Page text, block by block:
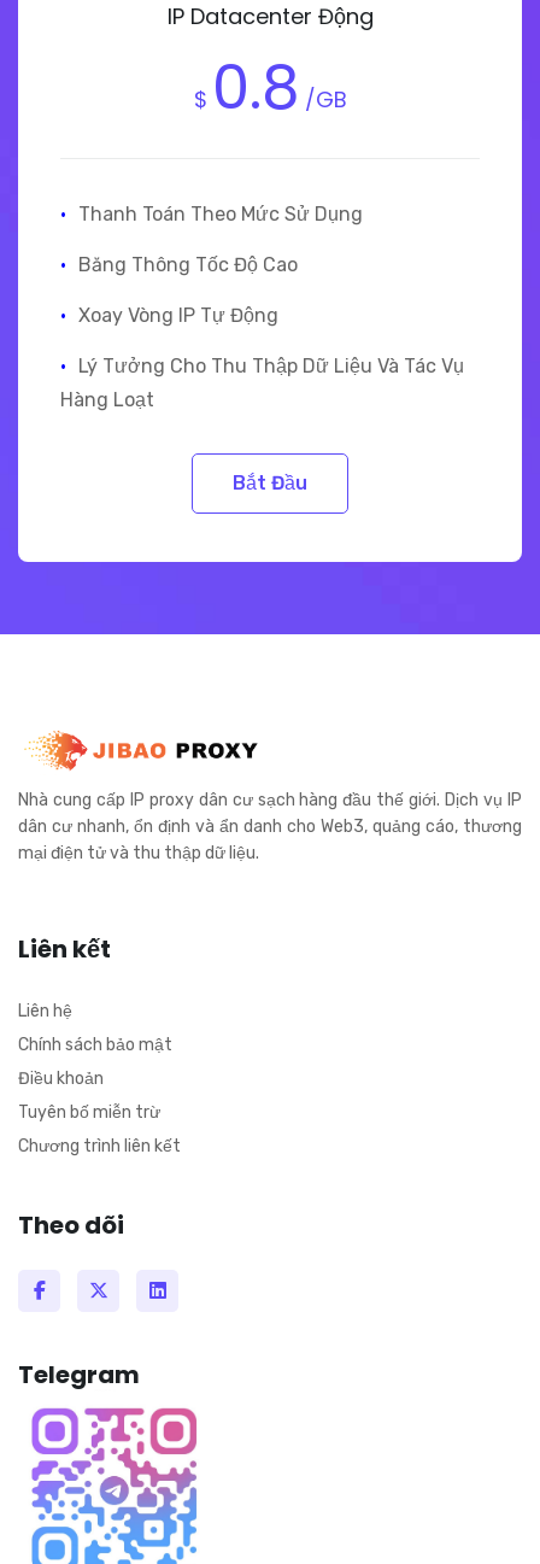
IP Datacenter Động
$ 0.8 /GB
· Thanh Toán Theo Mức Sử Dụng
· Băng Thông Tốc Độ Cao
· Xoay Vòng IP Tự Động
·
Lý Tưởng Cho Thu Thập Dữ Liệu Và Tác Vụ
Hàng Loạt
Bắt Đầu
Nhà cung cấp IP proxy dân cư sạch hàng đầu thế giới. Dịch vụ IP
dân cư nhanh, ổn định và ẩn danh cho Web3, quảng cáo, thương
mại điện tử và thu thập dữ liệu.
Liên kết
Liên hệ
Chính sách bảo mật
Điều khoản
Tuyên bố miễn trừ
Chương trình liên kết
Theo dõi
Telegram